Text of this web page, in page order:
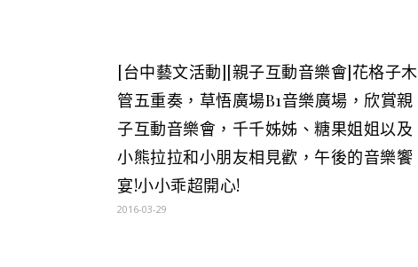
[台中藝文活動][親子互動音樂會]花格子木
管五重奏，草悟廣場B1音樂廣場，欣賞親
子互動音樂會，千千姊姊、糖果姐姐以及
小熊拉拉和小朋友相見歡，午後的音樂饗
宴!小小乖超開心!
2016-03-29